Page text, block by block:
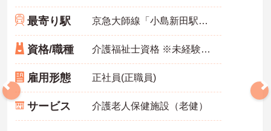
最寄り駅 京急大師線「小島新田駅」徒歩3分
資格/職種 介護福祉士資格 ※未経験可・ブランク可
雇用形態 正社員(正職員)
サービス 介護老人保健施設（老健）